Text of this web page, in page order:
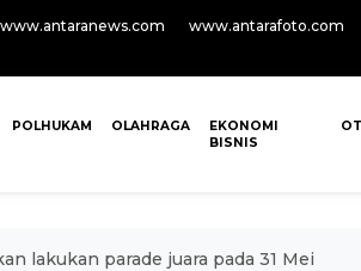
www.antaranews.com
www.antarafoto.com
POLHUKAM OLAHRAGA
EKONOMI
BISNIS
lakukan parade juara pada 31 Mei